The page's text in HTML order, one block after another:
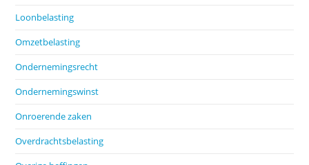
Loonbelasting
Omzetbelasting
Ondernemingsrecht
Ondernemingswinst
Onroerende zaken
Overdrachtsbelasting